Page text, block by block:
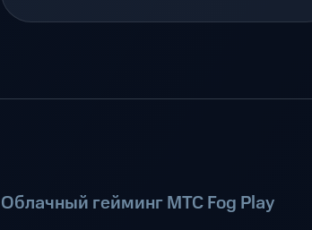
Облачный гейминг МТС Fog Play